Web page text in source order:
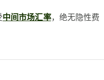
中间市场汇率，绝无隐性费